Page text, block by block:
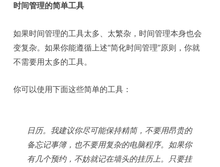
时间管理的简单工具
如果时间管理的工具太多、太繁杂，时间管理本身也会
变复杂。如果你能遵循上述“简化时间管理”原则，你就
不需要用太多的工具。
你可以使用下面这些简单的工具：
日历。我建议你尽可能保持精简，不要用昂贵的
备忘记事簿，也不要用复杂的电脑程序。如果你
有几个预约，不妨就记在墙头的挂历上。只要挂